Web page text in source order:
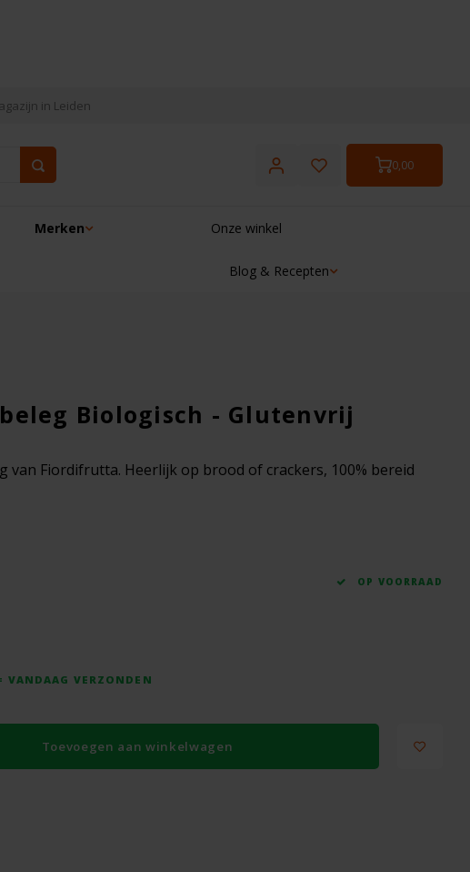
in Leiden
0,00
Merken Onze winkel
Blog & Recepten
Biologisch - Glutenvrij
van Fiordifrutta. Heerlijk op brood of crackers, 100% bereid
OP VOORRAAD
VANDAAG VERZONDEN
Toevoegen aan winkelwagen